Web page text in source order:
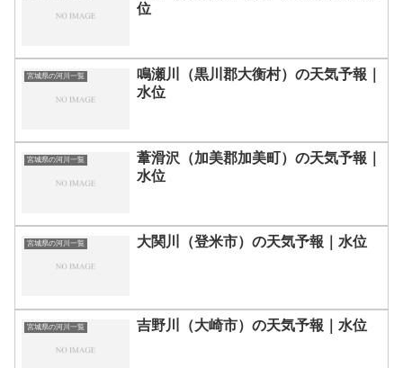
位
宮城県の河川一覧
鳴瀬川（黒川郡大衡村）の天気予報｜
水位
宮城県の河川一覧
葦滑沢（加美郡加美町）の天気予報｜
水位
宮城県の河川一覧 大関川（登米市）の天気予報｜水位
宮城県の河川一覧 吉野川（大崎市）の天気予報｜水位